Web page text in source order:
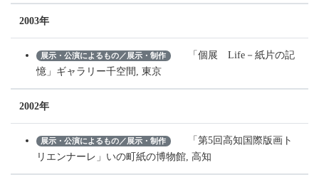
2003年
展示・公演によるもの／展示・制作
「個展 Life－紙片の記
憶」ギャラリー千空間, 東京
2002年
展示・公演によるもの／展示・制作
「第5回高知国際版画ト
リエンナーレ」いの町紙の博物館, 高知